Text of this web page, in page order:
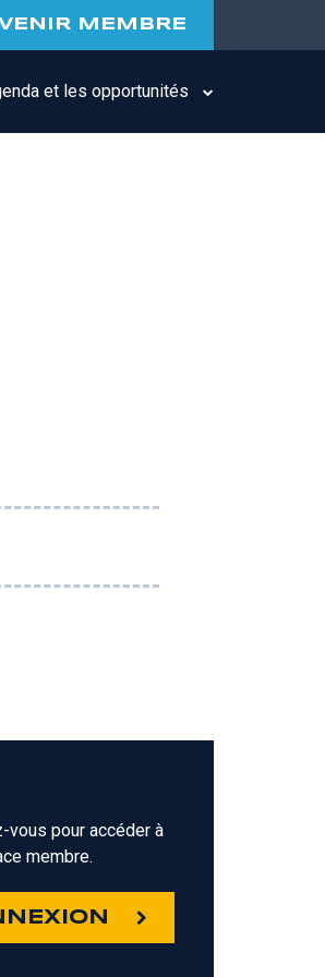
MEMBRE
et les opportunités
vous pour accéder à
membre.